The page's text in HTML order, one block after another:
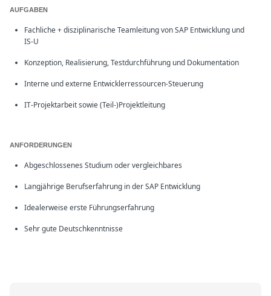
AUFGABEN
Fachliche +disziplinarische Teamleitung von SAP Entwicklung und
IS-U
Konzeption, Realisierung, Testdurchführung und Dokumentation
Interne und externe Entwicklerressourcen-Steuerung
IT-Projektarbeit sowie (Teil-)Projektleitung
ANFORDERUNGEN
Abgeschlossenes Studium oder vergleichbares
Langjährige Berufserfahrung in der SAP Entwicklung
Idealerweise erste Führungserfahrung
Sehr gute Deutschkenntnisse